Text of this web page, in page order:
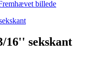
16'' sekskant